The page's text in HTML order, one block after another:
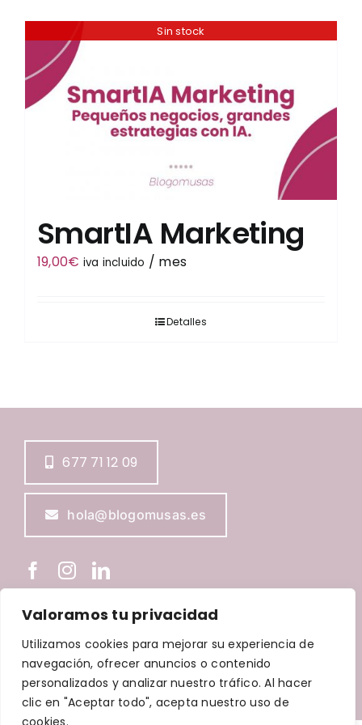
Valoramos tu privacidad
Utilizamos cookies para mejorar su experiencia de
navegación, ofrecer anuncios o contenido
personalizados y analizar nuestro tráfico. Al hacer
clic en "Aceptar todo", acepta nuestro uso de
cookies.
Tienda
Sin stock
SmartIA Marketing
19,00€ iva incluido / mes
Detalles
677 71 12 09
hola@blogomusas.es
BLOGOMUSAS © Copyright2026 |Aviso Legal|Política de
Privacidad| Política de Cookies|Política de accesibilidad
| Diseñada por
Waricreative | Todos los derechos